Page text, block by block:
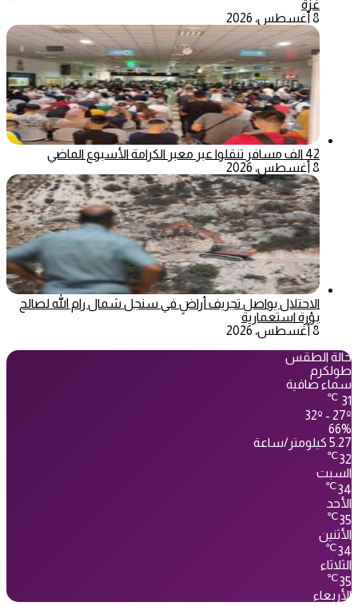
غزة
8 أغسطس، 2026
42 الف مسافر تنقلوا عبر معبر الكرامة الأسبوع الماضي
8 أغسطس، 2026
الاحتلال يواصل تجريف أراضٍ في سنجل شمال رام الله لصالح
بؤرة استعمارية
8 أغسطس، 2026
حالة الطقس
طولكرم
سماء صافية
31
℃
32º - 27º
66%
5.27 كيلومتر/ساعة
32
℃
السبت
34
℃
الأحد
35
℃
الأثنين
34
℃
الثلاثاء
35
℃
الأربعاء